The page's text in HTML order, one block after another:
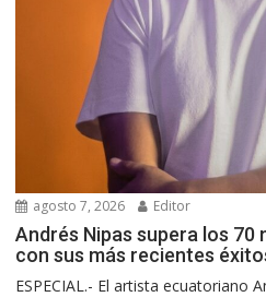
agosto 7, 2026 Editor
Andrés Nipas supera los
con sus más recientes
ESPECIAL.- El artista ecuatoriano